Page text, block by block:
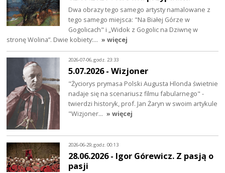
Dwa obrazy tego samego artysty namalowane z
tego samego miejsca: "Na Białej Górze w
Gogolicach" i „Widok z Gogolic na Dziwnę w
stronę Wolina”. Dwie kobiety:… » więcej
2026-07-06, godz. 23:33
5.07.2026 - Wizjoner
"Życiorys prymasa Polski Augusta Hlonda świetnie
nadaje się na scenariusz filmu fabularnego" -
twierdzi historyk, prof. Jan Żaryn w swoim artykule
"Wizjoner… » więcej
2026-06-29, godz. 00:13
28.06.2026 - Igor Górewicz. Z pasją o
pasji